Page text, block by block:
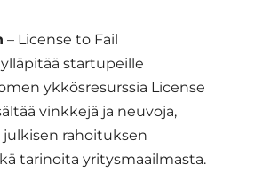
– License to Fail
startupeille
ykkösresurssia License
vinkkejä ja neuvoja,
rahoituksen
tarinoita yritysmaailmasta.